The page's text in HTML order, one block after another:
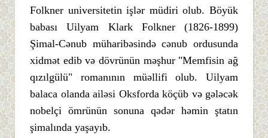
Folkner universitetin işlər müdiri olub. Böyük
babası Uilyam Klark Folkner (1826-1899)
Şimal-Cənub müharibəsində cənub ordusunda
xidmət edib və dövrünün məşhur "Memfisin ağ
qızılgülü" romanının müəllifi olub. Uilyam
balaca olanda ailəsi Oksforda köçüb və gələcək
nobelçi ömrünün sonuna qədər həmin ştatın
şimalında yaşayıb.